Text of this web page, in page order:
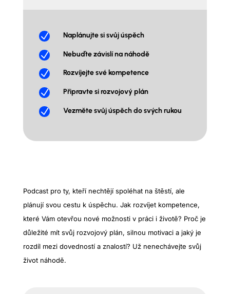
N Naplánujte si svůj úspěch
N Nebuďte závislí na náhodě
N Rozvíjejte své kompetence
N Připravte si rozvojový plán
N Vezměte svůj úspěch do svých rukou
Podcast pro ty, kteří nechtějí spoléhat na štěstí, ale
plánují svou cestu k úspěchu. Jak rozvíjet kompetence,
které Vám otevřou nové možnosti v práci i životě? Proč je
důležité mít svůj rozvojový plán, silnou motivaci a jaký je
rozdíl mezi dovedností a znalostí? Už nenechávejte svůj
život náhodě.